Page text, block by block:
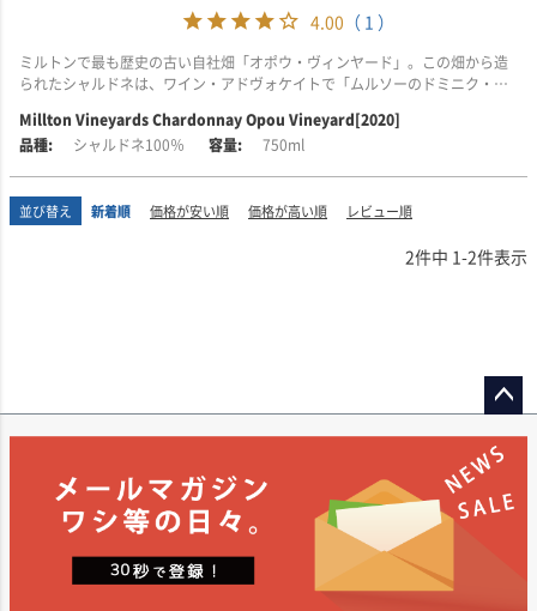
場所ですが、この言葉はまさにこのワインを表現するのにふさわしいと感じ
ます。
また、テ・アライ川から立ち込める秋の霧により、時折貴腐が発生します。
この霧と沈泥土主体の土壌が、ワインに複雑なテクスチャーやボディ、そし
て自然な甘味をもたらします。
ミルトンが「試金石」として参考にするフランスのロワール渓谷では、シュ
2022年のこのワインは、手摘みで収穫されたブドウを4回にわたって選果し
ました。収穫したブドウは、果梗を丁寧に取り除き、長時間かけてゆっくり
とプレスします。得られた果汁は、栄養分が行き渡るように細かなオリと共
に短時間だけ静置されました。
発酵と熟成は、デミ・ミュイ(demi-muids)と呼ばれる600Lの大きなオーク樽
とステンレススチールタンクで行います。ワインはこれらの容器で時間をか
けて成熟し、過度なオークタンニンの影響を受けることなく、繊細な果実の
香りがしっかりと保たれる仕上がりとなります。
4.00 （ 1 ）
ミルトンで最も歴史の古い自社畑「オポウ・ヴィンヤード」。この畑から造
られたシャルドネは、ワイン・アドヴォケイトで「ムルソーのドミニク・ラ
■テイスティング・コメント
いがあり、グラスの中で空気と触れる事で、うま味が繊細な酸とまとめら
フレンチオークの小樽(新樽10％)で発酵を行います。あわせてマロラクティ
ています。12ヶ月の樽熟成の後、ステンレスタンクに移し、数か月静置後、
瓶詰します。アルコール度数13％。
■ミルトン・ヴィンヤーズについて
ミルトン・ヴィンヤーズは、1984年にジェームスン＆アニー・ミルトン夫妻
が設立しました。ニュージーランドにおけるビオディナミのパイオニアとし
Millton Vineyards Chardonnay Opou Vineyard[2020]
シャルドネ100％
750ml
並び替え 新着順 価格が安い順 価格が高い順 レビュー順
2件中 1-2件表示
ジト
へ